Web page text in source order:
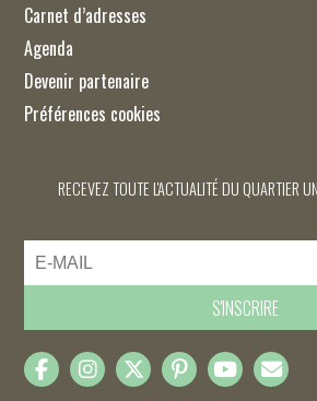
Carnet d’adresses
Agenda
Devenir partenaire
Préférences cookies
RECEVEZ TOUTE L'ACTUALITÉ DU QUARTIER